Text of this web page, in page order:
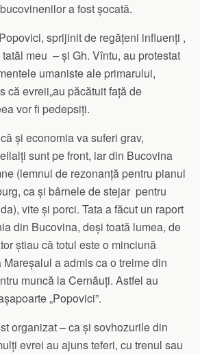
a fost șocată.
sprijinit de regățeni influenți ,
meu – și Gh. Vîntu, au protestat
umaniste ale primarului,
că evreii„au păcătuit față de
vor fi pedepsiți.
și economia va suferi grav,
sunt pe front, iar din Bucovina
(lemnul de rezonanță pentru pianul
ca și bârnele de stejar pentru
vite și porci. Tata a făcut un raport
din Bucovina, deși toată lumea, de
știau că totul este o minciună
a admis ca o treime din
muncă la Cernăuți. Astfel au
„Popovici”.
organizat – ca și sovhozurile din
evrei au ajuns teferi, cu trenul sau